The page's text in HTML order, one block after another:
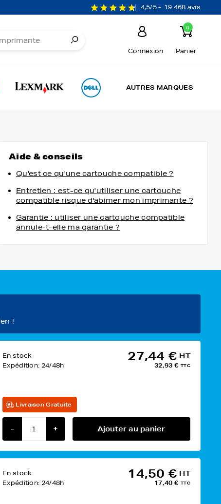
4,5/5 - 19 468 avis
Connexion
0
Panier
AUTRES MARQUES
Aide & conseils
Qu'est ce qu'une cartouche compatible ?
Entretien : est-ce qu'utiliser une cartouche
compatible risque d'abimer mon imprimante ?
Garantie : utiliser une cartouche compatible
annule-t-elle ma garantie ?
!
En stock
Expédition: 24/48h
27,44 € HT
32,93 € TTC
Livraison Gratuite
- + Ajouter au panier
En stock
Expédition: 24/48h
14,50 € HT
17,40 € TTC